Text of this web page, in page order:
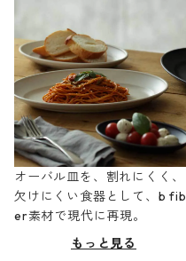
オーバル皿を、割れにくく、
欠けにくい食器として、b fib
er素材で現代に再現。
もっと見る